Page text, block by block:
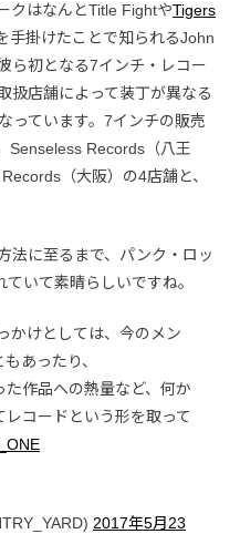
クはなんとTitle FightやTigers
手掛けたことで知られるJohn
ら初となる7インチ・レコー
扱店舗によって装丁が異なる
っています。7インチの販売
Senseless Records（八王
（大阪）の4店舗と、
法に至るまで、パンク・ロッ
いて素晴らしいですね。
かけとしては、今のメン
あったり、
作品への熱量など、何か
コードという形を取って
2017年5月23